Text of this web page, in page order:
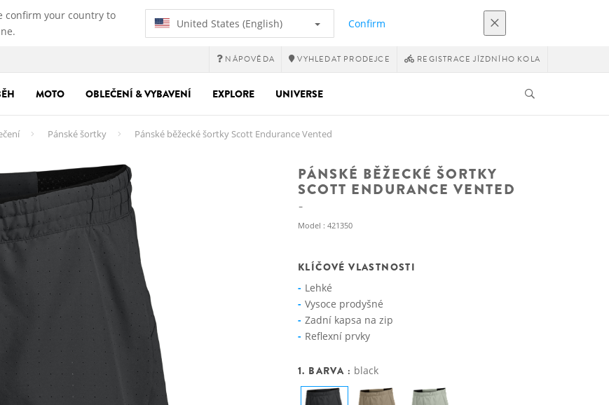
confirm your country to
United States (English) Confirm
NÁPOVĚDA VYHLEDAT PRODEJCE REGISTRACE JÍZDNÍHO KOLA
MOTO OBLEČENÍ & VYBAVENÍ EXPLORE UNIVERSE
Pánské šortky Pánské běžecké šortky Scott Endurance Vented
PÁNSKÉ BĚŽECKÉ ŠORTKY
SCOTT ENDURANCE VENTED
Model : 421350
KLÍČOVÉ VLASTNOSTI
Lehké
Vysoce prodyšné
Zadní kapsa na zip
Reflexní prvky
1. BARVA : black